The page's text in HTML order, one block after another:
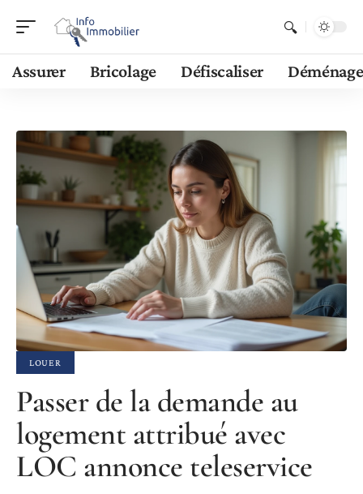
Assurer Bricolage Défiscaliser
LOUER
Passer de la demande au
logement attribué avec
LOC annonce teleservice